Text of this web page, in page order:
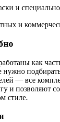
и
и
как
— все
и позволяют
стиле.